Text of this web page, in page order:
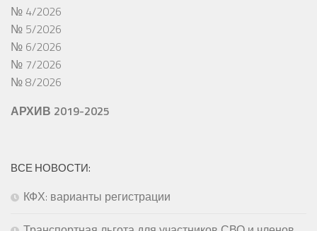
№ 4/2026
№ 5/2026
№ 6/2026
№ 7/2026
№ 8/2026
АРХИВ 2019-2025
ВСЕ НОВОСТИ:
КФХ: варианты регистрации